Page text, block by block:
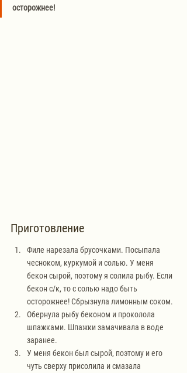
осторожнее!
Приготовление
Филе нарезала брусочками. Посыпала
чесноком, куркумой и солью. У меня
бекон сырой, поэтому я солила рыбу. Если
бекон с/к, то с солью надо быть
осторожнее! Сбрызнула лимонным соком.
Обернула рыбу беконом и проколола
шпажками. Шпажки замачивала в воде
заранее.
У меня бекон был сырой, поэтому и его
чуть сверху присолила и смазала